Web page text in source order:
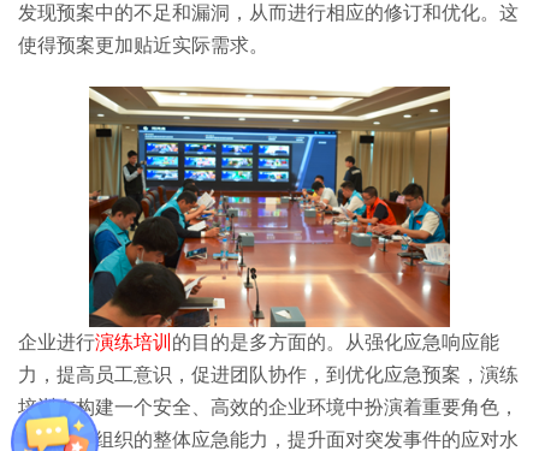
发现预案中的不足和漏洞，从而进行相应的修订和优化。这
使得预案更加贴近实际需求。
企业进行演练培训 的目的是多方面的。从强化应急响应能
力，提高员工意识，促进团队协作，到优化应急预案，演练
培训在构建一个安全、高效的企业环境中扮演着重要角色，
有效加强组织的整体应急能力，提升面对突发事件的应对水